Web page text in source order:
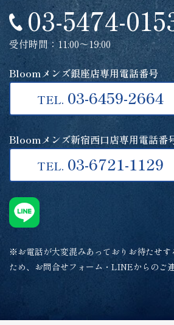
03-5474-
受付時間：11:00～19:00
Bloomメンズ銀座店専用電話番号
TEL. 03-6459-2664
Bloomメンズ新宿西口店専用電話番
TEL. 03-6721-1129
※お電話が大変混みあっておりお待たせす
ため、お問合せフォーム・LINEからのご